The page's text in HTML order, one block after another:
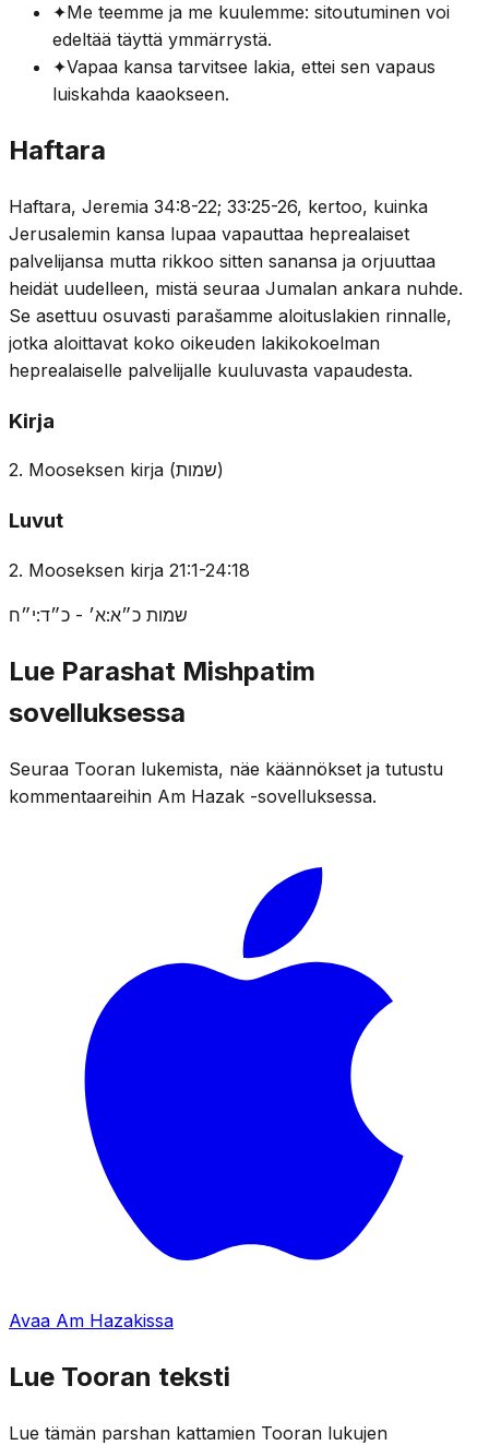
✦Me teemme ja me kuulemme: sitoutuminen voi
edeltää täyttä ymmärrystä.
✦Vapaa kansa tarvitsee lakia, ettei sen vapaus
luiskahda kaaokseen.
Haftara
Haftara, Jeremia 34:8-22; 33:25-26, kertoo, kuinka
Jerusalemin kansa lupaa vapauttaa heprealaiset
palvelijansa mutta rikkoo sitten sanansa ja orjuuttaa
heidät uudelleen, mistä seuraa Jumalan ankara nuhde.
Se asettuu osuvasti parašamme aloituslakien rinnalle,
jotka aloittavat koko oikeuden lakikokoelman
heprealaiselle palvelijalle kuuluvasta vapaudesta.
Kirja
2. Mooseksen kirja (שמות)
Luvut
2. Mooseksen kirja 21:1-24:18
שמות כ״א:א׳ - כ״ד:י״ח
Lue Parashat Mishpatim
sovelluksessa
Seuraa Tooran lukemista, näe käännökset ja tutustu
kommentaareihin Am Hazak -sovelluksessa.
Avaa Am Hazakissa
Lue Tooran teksti
Lue tämän parshan kattamien Tooran lukujen